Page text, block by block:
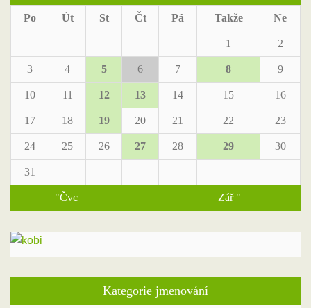
Po Út St Čt Pá Takže Ne
1 2
3 4 5 6 7 8 9
10 11 12 13 14 15 16
17 18 19 20 21 22 23
24 25 26 27 28 29 30
31
"Čvc Zář "
Kategorie jmenování